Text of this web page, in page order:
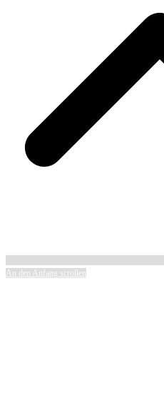
An den Anfang scrollen